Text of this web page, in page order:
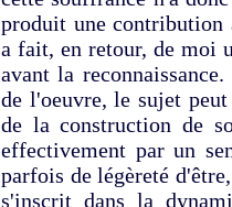
produit une
a fait, en retour, de moi
avant la
de l'oeuvre, le sujet
de la construction de
effectivement par un
parfois de légèreté
s'inscrit dans la